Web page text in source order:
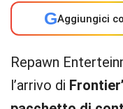
GAggiungici
Repawn
l’arrivo di